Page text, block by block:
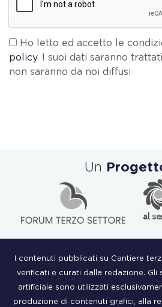
Ho letto ed accetto le
policy. I suoi dati saranno
non saranno da noi diffusi
Un
I contenuti pubblicati su Cantiere
verificati e curati dalla redazione. Gli
artificiale sono utilizzati
produzione di contenuti grafici, alla